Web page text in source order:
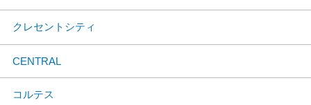
クレセントシティ
CENTRAL
コルテス